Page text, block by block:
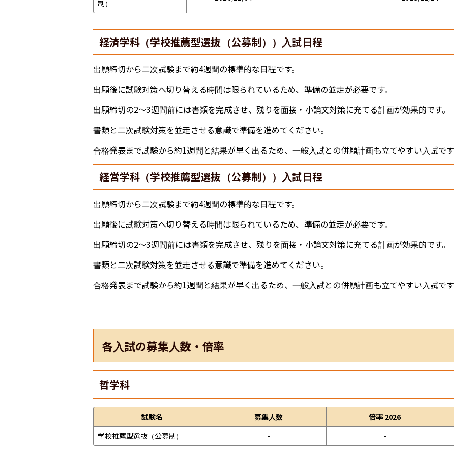
制）
経済学科（学校推薦型選抜（公募制））入試日程
出願締切から二次試験まで約4週間の標準的な日程です。
出願後に試験対策へ切り替える時間は限られているため、準備の並走が必要です。
出願締切の2〜3週間前には書類を完成させ、残りを面接・小論文対策に充てる計画が効果的です。
書類と二次試験対策を並走させる意識で準備を進めてください。
合格発表まで試験から約1週間と結果が早く出るため、一般入試との併願計画も立てやすい入試です
経営学科（学校推薦型選抜（公募制））入試日程
出願締切から二次試験まで約4週間の標準的な日程です。
出願後に試験対策へ切り替える時間は限られているため、準備の並走が必要です。
出願締切の2〜3週間前には書類を完成させ、残りを面接・小論文対策に充てる計画が効果的です。
書類と二次試験対策を並走させる意識で準備を進めてください。
合格発表まで試験から約1週間と結果が早く出るため、一般入試との併願計画も立てやすい入試です
各入試の募集人数・倍率
哲学科
試験名 募集人数 倍率 2026
学校推薦型選抜（公募制）
- -